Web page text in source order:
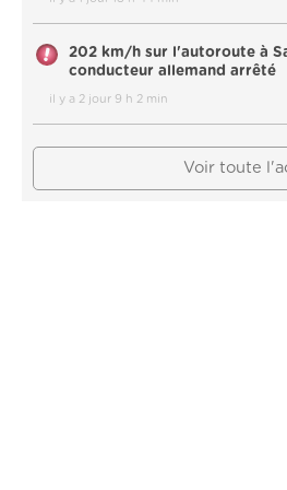
202 km/h sur l'autoroute à
conducteur allemand arrêté
il y a 2 jour 9 h 2 min
Voir toute